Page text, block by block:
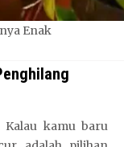
Enak
kamu baru